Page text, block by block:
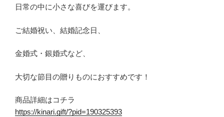
日常の中に小さな喜びを運びます。
ご結婚祝い、結婚記念日、
金婚式・銀婚式など、
大切な節目の贈りものにおすすめです！
商品詳細はコチラ
https://kinari.gift/?pid=190325393